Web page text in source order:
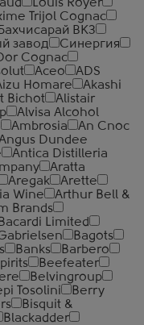
Louis Royer
Trijol Cognac
Бахчисарай ВКЗ
завод
Синергия
Cognac
Aceo
ADS
Homare
Akashi
Bichot
Alistair
Alvisa Alcohol
Ambrosia
An Cnoc
Dundee
Antica Distilleria
Aratta
Aregak
Arette
Wine
Arthur Bell &
Brands
Bacardi Limited
Bagots
Banks
Barbero
Beefeater
Belvingroup
Tosolini
Berry
Bisquit &
Blackadder